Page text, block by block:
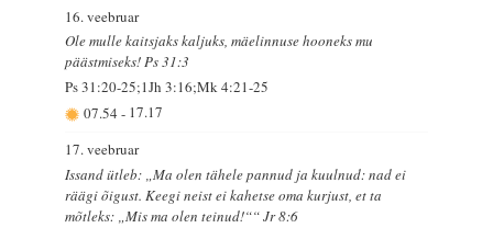
16. veebruar
Ole mulle kaitsjaks kaljuks, mäelinnuse hooneks mu
päästmiseks! Ps 31:3
Ps 31:20-25;1Jh 3:16;Mk 4:21-25
07.54- 17.17
17. veebruar
Issand ütleb: „Ma olen tähele pannud ja kuulnud: nad ei
räägi õigust. Keegi neist ei kahetse oma kurjust, et ta
mõtleks: „Mis ma olen teinud!““ Jr 8:6